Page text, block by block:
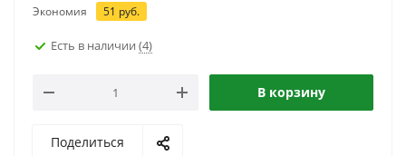
Экономия 51 руб.
Есть в наличии (4)
В корзину
Поделиться